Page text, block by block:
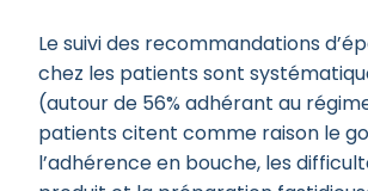
Le suivi des recommandations
chez les patients sont
(autour de 56% adhérant au
patients citent comme raison le
l’adhérence en bouche, les